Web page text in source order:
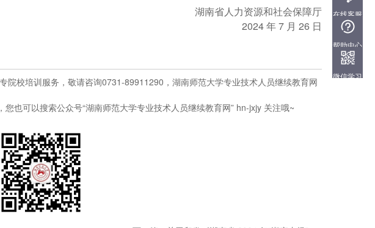
在线客服
QQ:
3101449455
帮助中心
微信学习
湖南省人力资源和社会保障厅
2024 年 7 月 26 日
院校培训服务，敬请咨询0731-89911290，湖南师范大学专业技术人员继续教育网
也可以搜索公众号“湖南师范大学专业技术人员继续教育网” hn-jxjy 关注哦~